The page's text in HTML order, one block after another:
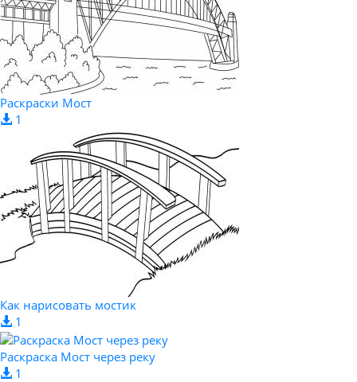
Раскраски Мост
1
Как нарисовать мостик
1
Раскраска Мост через реку
1